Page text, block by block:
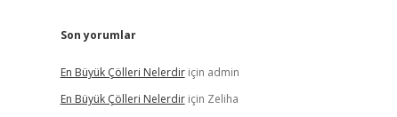
Son yorumlar
En Büyük Çölleri Nelerdiriçin admin
En Büyük Çölleri Nelerdiriçin Zeliha